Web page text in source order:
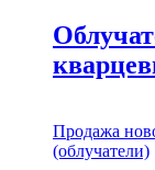
Продажа
(облучатели)